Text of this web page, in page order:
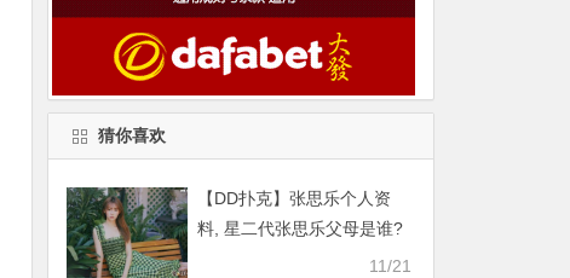
猜你喜欢
【DD扑克】张思乐个人资
料, 星二代张思乐父母是谁?
11/21